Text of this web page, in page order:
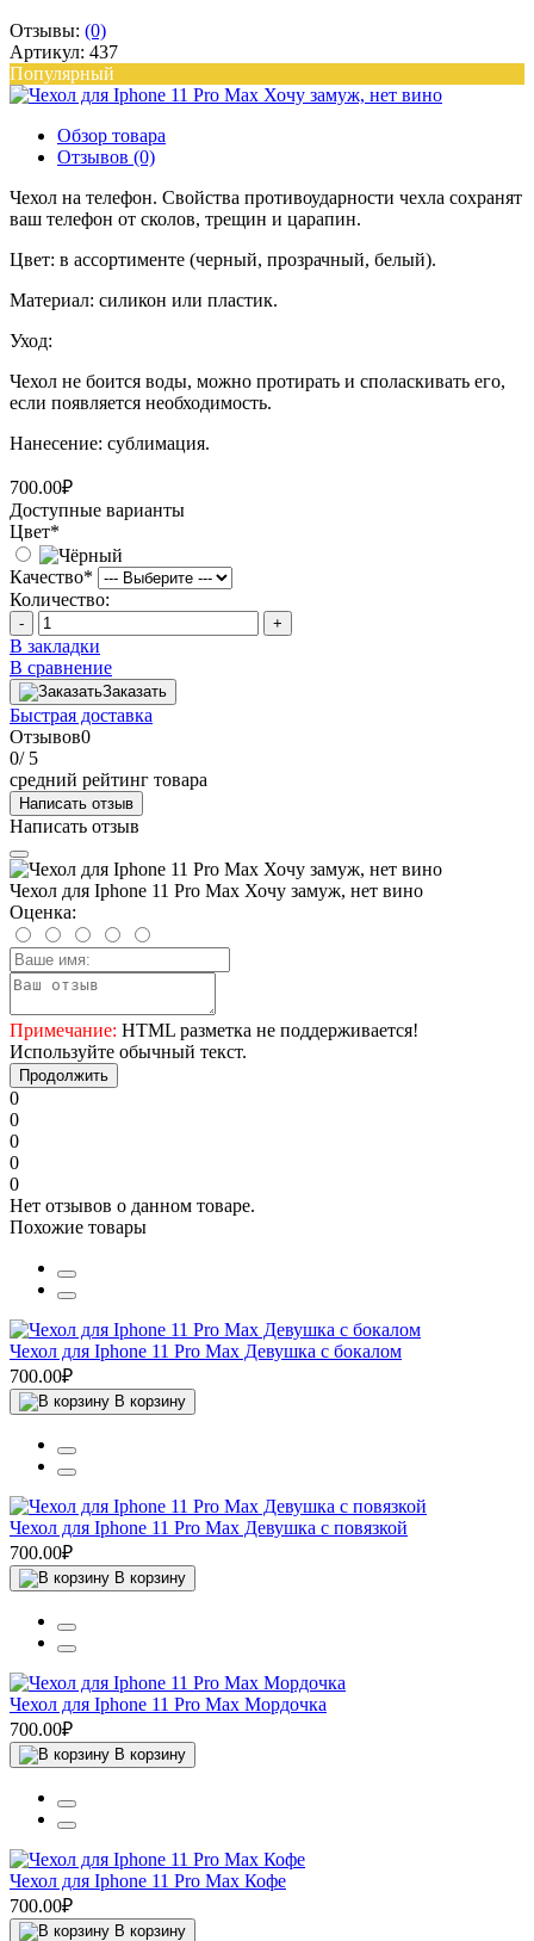
Отзывы: (0)
Артикул: 437
Популярный
Обзор товара
Отзывов (0)
Чехол на телефон. Свойства противоударности чехла сохранят
ваш телефон от сколов, трещин и царапин.
Цвет: в ассортименте (черный, прозрачный, белый).
Материал: силикон или пластик.
Уход:
Чехол не боится воды, можно протирать и споласкивать его,
если появляется необходимость.
Нанесение: сублимация.
700.00₽
Доступные варианты
Цвет*
Качество*
Количество:
- +
В закладки
В сравнение
Заказать
Быстрая доставка
Отзывов0
0/ 5
средний рейтинг товара
Написать отзыв
Написать отзыв
Чехол для Iphone 11 Pro Max Хочу замуж, нет вино
Оценка:
Примечание: HTML разметка не поддерживается!
Используйте обычный текст.
Продолжить
0
0
0
0
0
Нет отзывов о данном товаре.
Похожие товары
Чехол для Iphone 11 Pro Max Девушка с бокалом
700.00₽
В корзину
Чехол для Iphone 11 Pro Max Девушка с повязкой
700.00₽
В корзину
Чехол для Iphone 11 Pro Max Мордочка
700.00₽
В корзину
Чехол для Iphone 11 Pro Max Кофе
700.00₽
В корзину